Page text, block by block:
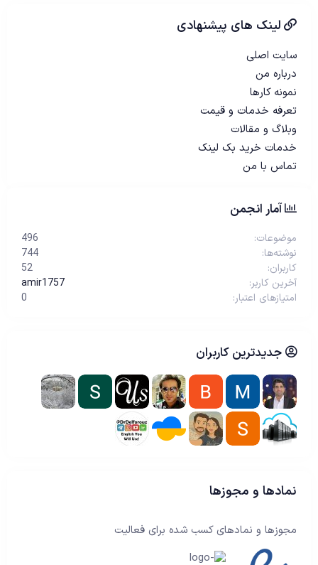
لینک های پیشنهادی
سایت اصلی
درباره من
نمونه کارها
تعرفه خدمات و قیمت
وبلاگ و مقالات
خدمات خرید بک لینک
تماس با من
آمار انجمن
موضوعات
496
نوشته‌ها
744
کاربران
52
آخرین کاربر
amir1757
امتیازهای اعتبار
0
جدیدترین کاربران
نمادها و مجوزها
مجوزها و نمادهای کسب شده برای فعالیت